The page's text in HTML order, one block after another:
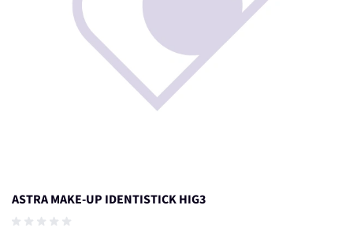
ASTRA MAKE-UP IDENTISTICK HIG3